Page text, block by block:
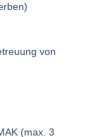
von
(max. 3